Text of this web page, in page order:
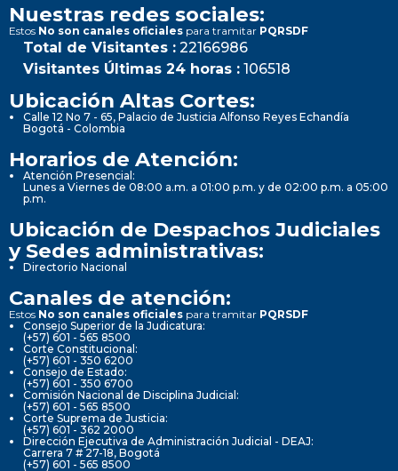
Nuestras redes sociales:
Estos No son canales oficiales para tramitar PQRSDF
Total de Visitantes : 22166986
Visitantes Últimas 24 horas : 106518
Ubicación Altas Cortes:
Calle 12 No 7 - 65, Palacio de Justicia Alfonso Reyes Echandía
Bogotá - Colombia
Horarios de Atención:
Atención Presencial:
Lunes a Viernes de 08:00 a.m. a 01:00 p.m. y de 02:00 p.m. a 05:00
p.m.
Ubicación de Despachos Judiciales
y Sedes administrativas:
Directorio Nacional
Canales de atención:
Estos No son canales oficiales para tramitar PQRSDF
Consejo Superior de la Judicatura:
(+57) 601 - 565 8500
Corte Constitucional:
(+57) 601 - 350 6200
Consejo de Estado:
(+57) 601 - 350 6700
Comisión Nacional de Disciplina Judicial:
(+57) 601 - 565 8500
Corte Suprema de Justicia:
(+57) 601 - 362 2000
Dirección Ejecutiva de Administración Judicial - DEAJ:
Carrera 7 # 27-18, Bogotá
(+57) 601 - 565 8500